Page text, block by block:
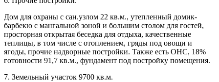
Дом для охраны с сан.узлом 22 кв.м., утепленный домик-
барбекю с мангальной зоной и большим столом для гостей,
просторная открытая беседка для отдыха, качественные
теплицы, в том числе с отоплением, гряды под овощи и
ягоды, прочие надворные постройки. Также есть ОНС, 18%
готовности 91,7 кв.м., фундамент под постройку помещения.
7. Земельный участок 9700 кв.м.